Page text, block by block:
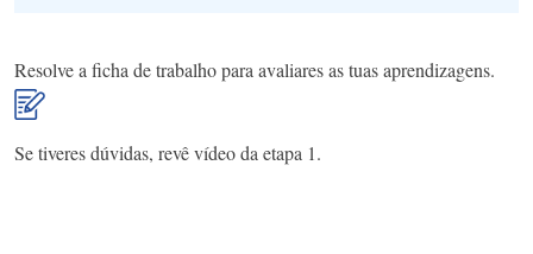
Resolve a ficha de trabalho para avaliares as tuas aprendizagens.
Se tiveres dúvidas, revê vídeo da etapa 1.